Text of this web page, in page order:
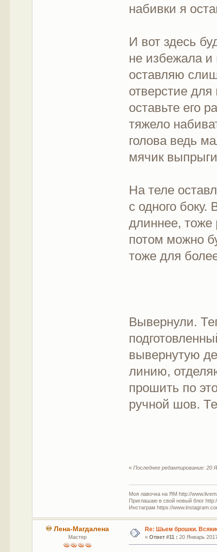
набивки я
И вот здесь
не избежала и
оставляю
отверстие
оставьте его
тяжело
голова ведь
мячик
На теле
с одного
длиннее,
потом можно
тоже для
Вывернули.
вывернутую
линию,
прошить по
ручной шов.
«Последнее редактирование: 20
Моя лавочка на ЯМ http://
Приглашаю в свой новый блог
Инстаграм https://
Лена-Магдалена
Мастер
Re: Шьем брошки.
« Ответ #11 : 20 Январь